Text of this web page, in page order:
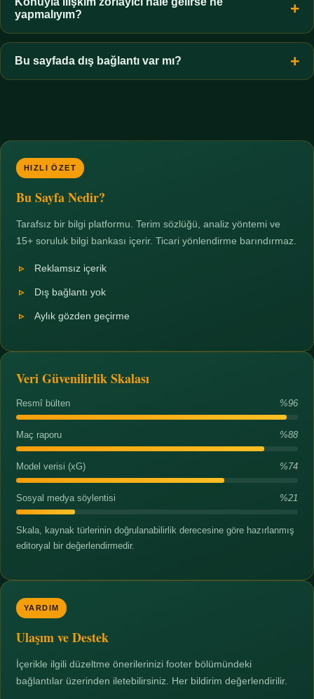
zorunluluktur.
yapmalıyım?
Zaman sınırı koyun, harcadığınız süreyi ölçün ve gerekirse
profesyonel destek alın. Türkiye'de ücretsiz danışma hatları
mevcuttur; yardım istemek güçlü bir adımdır.
Bu sayfada dış bağlantı var mı?
HIZLI ÖZET
Bu Sayfa Nedir?
Tarafsız bir bilgi platformu. Terim sözlüğü, analiz yöntemi ve
15+ soruluk bilgi bankası içerir. Ticari yönlendirme barındırmaz.
Reklamsız içerik
Dış bağlantı yok
Aylık gözden geçirme
Veri Güvenilirlik Skalası
Resmî bülten %96
Maç raporu %88
Model verisi (xG) %74
Sosyal medya söylentisi %21
Skala, kaynak türlerinin doğrulanabilirlik derecesine göre hazırlanmış
editoryal bir değerlendirmedir.
YARDIM
Ulaşım ve Destek
İçerikle ilgili düzeltme önerilerinizi footer bölümündeki
bağlantılar üzerinden iletebilirsiniz. Her bildirim değerlendirilir.